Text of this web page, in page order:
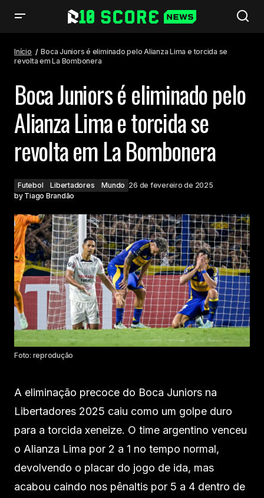
Bombonera
Início
Boca Juniors é eliminado pelo Alianza Lima e torcida se
revolta em La Bombonera
Boca Juniors é eliminado pelo
Alianza Lima e torcida se
revolta em La Bombonera
Futebol Libertadores Mundo 26 de fevereiro de 2025
by Tiago Brandão
Foto: reprodução
A eliminação precoce do Boca Juniors na
Libertadores 2025 caiu como um golpe duro
para a torcida xeneize. O time argentino venceu
o Alianza Lima por 2 a 1 no tempo normal,
devolvendo o placar do jogo de ida, mas
acabou caindo nos pênaltis por 5 a 4 dentro de